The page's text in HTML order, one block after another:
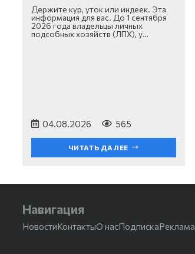
Держите кур, уток или индеек. Эта
информация для вас. До 1 сентября
2026 года владельцы личных
подсобных хозяйств (ЛПХ), у…
04.08.2026 565
ЧИТАТЬ ДАЛЕЕ
Навигация
НовостиКонтактыО насПодпискаРеклама